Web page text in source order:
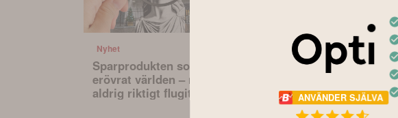
Nyhet
Sparprodukten som
erövrat världen – men
aldrig riktigt flugit i
Den osynliga
sparande – så mycket
påverkar valutan din
ANVÄNDER SJÄLVA